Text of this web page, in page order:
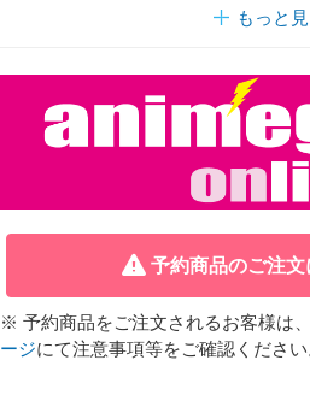
もっと
予約商品のご注
※ 予約商品をご注文されるお客様は
ージにて注意事項等をご確認ください